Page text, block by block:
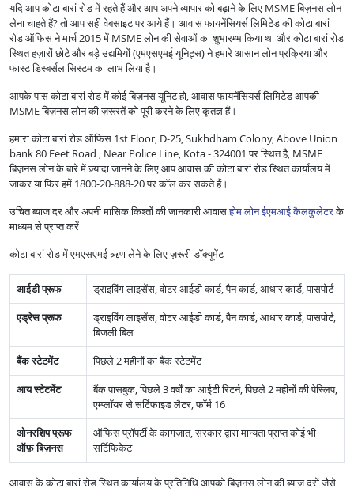
यदि आप कोटा बारां रोड में रहते हैं और आप अपने व्यापार को बढ़ाने के लिए MSME बिज़नस लोन
लेना चाहते हैं? तो आप सही वेबसाइट पर आये हैं। आवास फायनेंसियर्स लिमिटेड की कोटा बारां
रोड ऑफिस ने मार्च 2015 में MSME लोन की सेवाओं का शुभारम्भ किया था और कोटा बारां रोड
स्थित हज़ारों छोटे और बड़े उद्यमियों (एमएसएमई यूनिट्स) ने हमारे आसान लोन प्रक्रिया और
फास्ट डिस्बर्सल सिस्टम का लाभ लिया है।
आपके पास कोटा बारां रोड में कोई बिज़नस यूनिट हो, आवास फायनेंसियर्स लिमिटेड आपकी
MSME बिज़नस लोन की ज़रूरतें को पूरी करने के लिए कृतज्ञ हैं।
हमारा कोटा बारां रोड ऑफिस 1st Floor, D-25, Sukhdham Colony, Above Union
bank 80 Feet Road , Near Police Line, Kota - 324001 पर स्थित है, MSME
बिज़नस लोन के बारे में ज़्यादा जानने के लिए आप आवास की कोटा बारां रोड स्थित कार्यालय में
जाकर या फिर हमें 1800-20-888-20 पर कॉल कर सकते हैं।
उचित ब्याज दर और अपनी मासिक किश्तों की जानकारी आवासहोम लोन ईएमआई कैलकुलेटरके
माध्यम से प्राप्त करें
कोटा बारां रोड में एमएसएमई ऋण लेने के लिए ज़रूरी डॉक्यूमेंट
आईडी प्रूफ
ड्राइविंग लाइसेंस, वोटर आईडी कार्ड, पैन कार्ड, आधार कार्ड, पासपोर्ट
एड्रेस प्रूफ
ड्राइविंग लाइसेंस, वोटर आईडी कार्ड, पैन कार्ड, आधार कार्ड, पासपोर्ट,
बिजली बिल
बैंक स्टेटमेंट
पिछले 2 महीनों का बैंक स्टेटमेंट
आय स्टेटमेंट
बैंक पासबुक, पिछले 3 वर्षों का आईटी रिटर्न, पिछले 2 महीनों की पेस्लिप,
एम्प्लॉयर से सर्टिफाइड लैटर, फॉर्म 16
ओनरशिप प्रूफ
ऑफ़ बिज़नस
ऑफिस प्रॉपर्टी के कागज़ात, सरकार द्वारा मान्यता प्राप्त कोई भी
सर्टिफिकेट
आवास के कोटा बारां रोड स्थित कार्यालय के प्रतिनिधि आपको बिज़नस लोन की ब्याज दरों जैसे